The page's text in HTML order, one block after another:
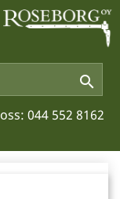

044 552 8162